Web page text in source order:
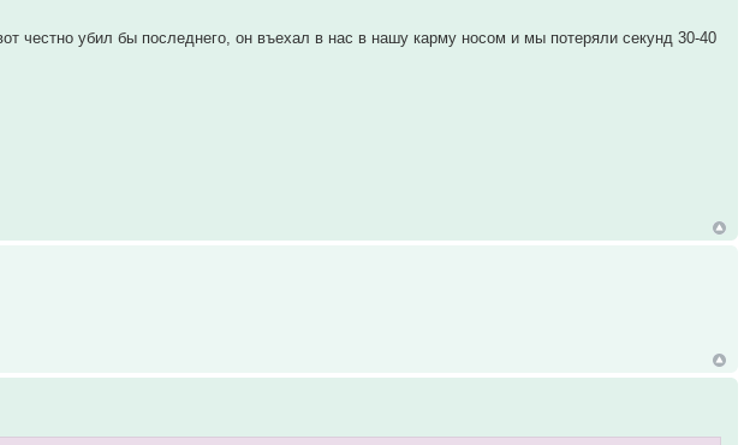
честно убил бы последнего, он въехал в нас в нашу карму носом и мы потеряли секунд 30-40